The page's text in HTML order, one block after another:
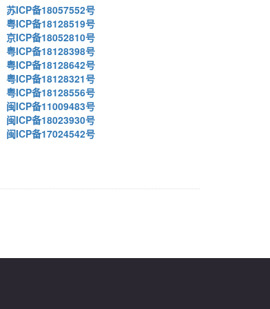
苏ICP备18057552号
粤ICP备18128519号
京ICP备18052810号
粤ICP备18128398号
粤ICP备18128642号
粤ICP备18128321号
粤ICP备18128556号
闽ICP备11009483号
闽ICP备18023930号
闽ICP备17024542号